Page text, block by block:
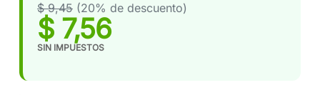
$ 9,45 (20% de descuento)
$ 7,56
SIN IMPUESTOS